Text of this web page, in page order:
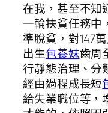
在我，甚至不知
一輪扶貧任務中
準脫貧，對147
出生包養妹齒周
行靜態治理、分
經由過程成長短
給失業職位等，